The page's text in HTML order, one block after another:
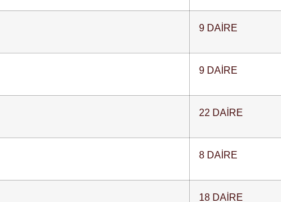
9 DAİRE
9 DAİRE
22 DAİRE
8 DAİRE
18 DAİRE